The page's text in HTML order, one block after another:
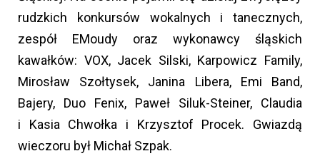
rudzkich konkursów wokalnych i tanecznych,
zespół EMoudy oraz wykonawcy śląskich
kawałków: VOX, Jacek Silski, Karpowicz Family,
Mirosław Szołtysek, Janina Libera, Emi Band,
Bajery, Duo Fenix, Paweł Siluk-Steiner, Claudia
i Kasia Chwołka i Krzysztof Procek. Gwiazdą
wieczoru był Michał Szpak.